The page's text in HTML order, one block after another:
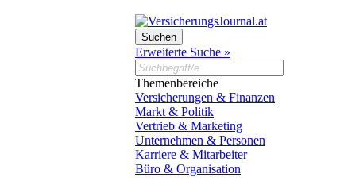
Erweiterte Suche »
Themenbereiche
Versicherungen & Finanzen
Markt & Politik
Vertrieb & Marketing
Unternehmen & Personen
Karriere & Mitarbeiter
Büro & Organisation